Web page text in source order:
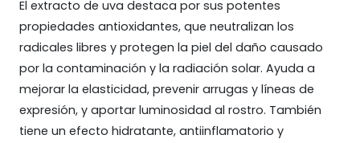
El extracto de uva destaca por sus potentes
propiedades antioxidantes, que neutralizan los
radicales libres y protegen la piel del daño causado
por la contaminación y la radiación solar. Ayuda a
mejorar la elasticidad, prevenir arrugas y líneas de
expresión, y aportar luminosidad al rostro. También
tiene un efecto hidratante, antiinflamatorio y